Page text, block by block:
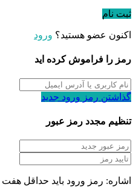
ثبت نام
اکنون عضو هستید؟ ورود
رمز را فراموش کرده اید
گذاشتن رمز ورود جدید
تنظیم مجدد رمز عبور
اشاره: رمز ورود باید حداقل هفت